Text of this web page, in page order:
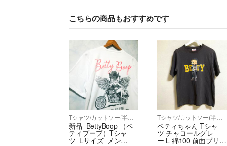
こちらの商品もおすすめです
Tシャツ/カットソー(半袖/袖なし)
新品 BettyBoop （ベ
ティブープ）Tシャ
ツ Lサイズ メン
Tシャツ/カットソー(半袖/袖なし)
ベティちゃん Tシャ
ツ チャコールグレ
ー L 綿100 前面プリン